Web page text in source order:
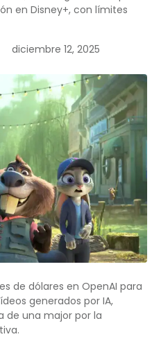
en Disney+, con límites
diciembre 12, 2025
de dólares en OpenAI para
generados por IA,
de una major por la